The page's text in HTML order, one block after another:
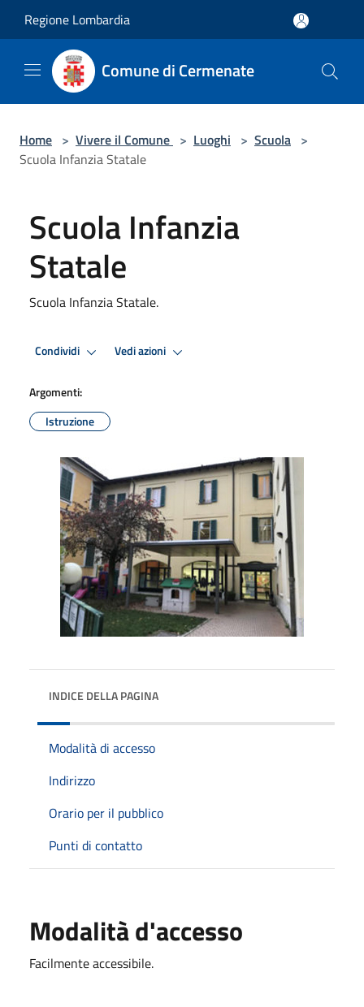
Regione Lombardia
Comune di Cermenate
Home > Vivere il Comune > Luoghi > Scuola >
Scuola Infanzia Statale
Scuola Infanzia
Statale
Scuola Infanzia Statale.
Condividi Vedi azioni
Argomenti:
Istruzione
INDICE DELLA PAGINA
Modalità di accesso
Indirizzo
Orario per il pubblico
Punti di contatto
Modalità d'accesso
Facilmente accessibile.